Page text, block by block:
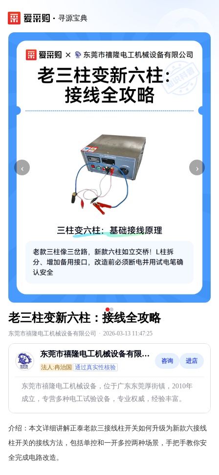
寻源宝典
‹ ›
老三柱变新六柱：接线全攻略
东莞市禧隆电工机械设备有限公司 · 2026-03-13 11:47:25
东莞市禧隆电工机械设备有限公
司
法人:冉治国 通过真实性核验
咨询 进店
东莞市禧隆电工机械设备，位于广东东莞厚街镇，2010年
成立，专营多种电工试验设备，专业权威，经验丰富。
介绍： 本文详细讲解正泰老款三接线柱开关如何升级为新款六接线
柱开关的接线方法，包括单控和一开多控两种场景，手把手教你安
全完成电路改造。